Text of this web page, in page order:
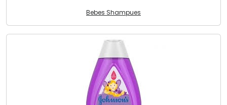
Bebes Shampues